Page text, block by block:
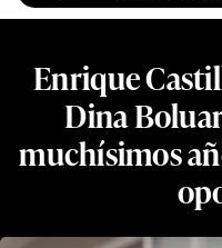
Enrique
Dina
muchísimos